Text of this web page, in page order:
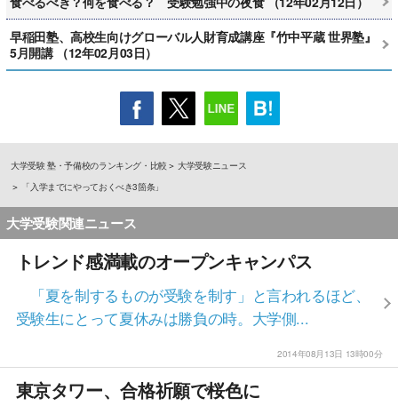
早稲田塾、高校生向けグローバル人財育成講座『竹中平蔵 世界塾』
5月開講 （12年02月03日）
大学受験 塾・予備校のランキング・比較
大学受験ニュース
「入学までにやっておくべき3箇条」
大学受験関連ニュース
トレンド感満載のオープンキャンパス
「夏を制するものが受験を制す」と言われるほど、
受験生にとって夏休みは勝負の時。大学側...
2014年08月13日 13時00分
東京タワー、合格祈願で桜色に